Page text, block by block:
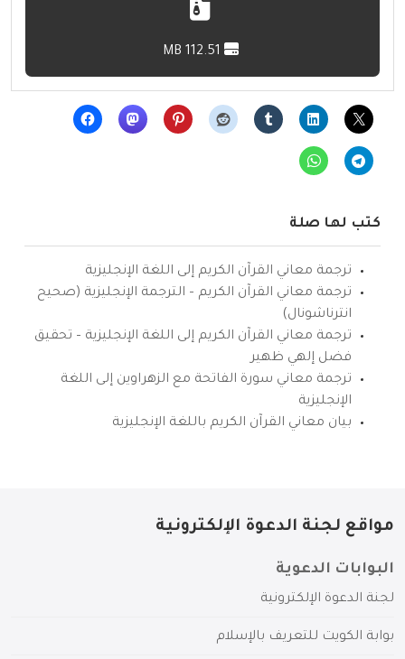
كتب لها صلة
ترجمة معاني القرآن الكريم إلى اللغة الإنجليزية
ترجمة معاني القرآن الكريم – الترجمة الإنجليزية (صحيح
انترناشونال)
ترجمة معاني القرآن الكريم إلى اللغة الإنجليزية – تحقيق
فضل إلهي ظهير
ترجمة معاني سورة الفاتحة مع الزهراوين إلى اللغة
الإنجليزية
بيان معاني القرآن الكريم باللغة الإنجليزية
مواقع لجنة الدعوة الإلكترونية
البوابات الدعوية
لجنة الدعوة الإلكترونية
بوابة الكويت للتعريف بالإسلام